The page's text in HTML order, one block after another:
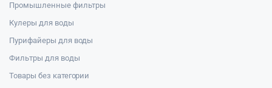
Промышленные фильтры
Кулеры для воды
Пурифайеры для воды
Фильтры для воды
Товары без категории